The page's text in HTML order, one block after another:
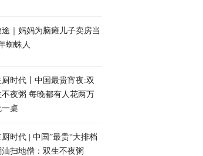
途｜妈妈为脑瘫儿子卖房当
蜘蛛人
厨时代丨中国最贵宵夜:双
不夜粥 每晚都有人花两万
一桌
厨时代 | 中国”最贵“大排档
汕扫地僧：双生不夜粥